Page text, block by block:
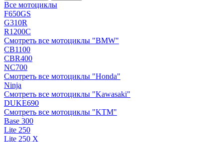
Все мотоциклы
F650GS
G310R
R1200C
Смотреть все мотоциклы "BMW"
CB1100
CBR400
NC700
Смотреть все мотоциклы "Honda"
Ninja
Смотреть все мотоциклы "Kawasaki"
DUKE690
Смотреть все мотоциклы "KTM"
Base 300
Lite 250
Lite 250 X